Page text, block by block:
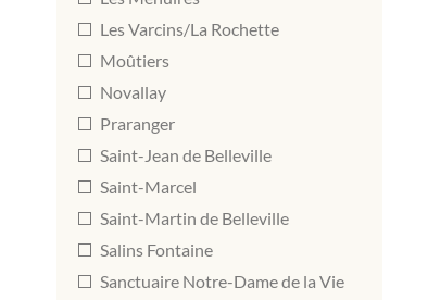
Les Varcins/La Rochette
Moûtiers
Novallay
Praranger
Saint-Jean de Belleville
Saint-Marcel
Saint-Martin de Belleville
Salins Fontaine
Sanctuaire Notre-Dame de la Vie